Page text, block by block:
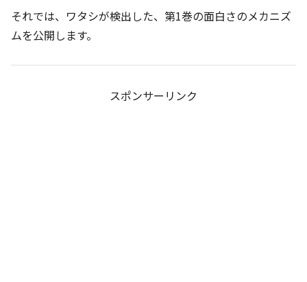
それでは、ワタシが検出した、第1巻の面白さのメカニズ
ムを公開します。
スポンサーリンク